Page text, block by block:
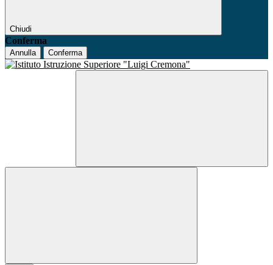
Chiudi
Conferma
Annulla Conferma